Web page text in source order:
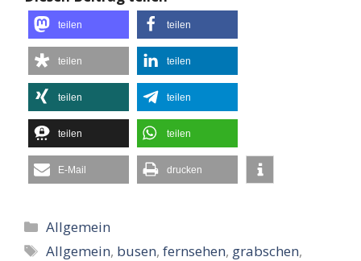
teilen teilen
teilen teilen
teilen teilen
teilen teilen
E-Mail drucken
Kategorien
Allgemein
Schlagwörter
Allgemein, busen,fernsehen, grabschen,